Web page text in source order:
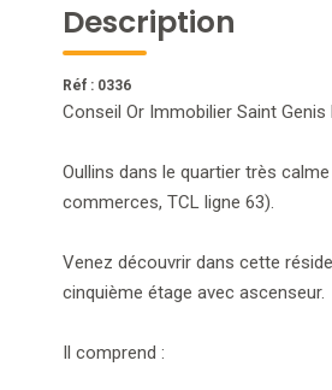
Description
Réf : 0336
Conseil Or Immobilier Saint
Oullins dans le quartier très
commerces, TCL ligne 63).
Venez découvrir dans cette
cinquième étage avec ascenseur.
Il comprend :